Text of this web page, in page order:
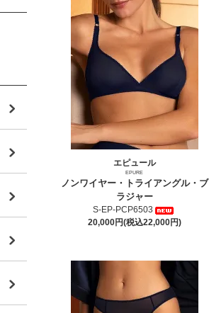
エピュール
EPURE
ノンワイヤー・トライアングル・ブ
ラジャー
S-EP-PCP6503
20,000円(税込22,000円)